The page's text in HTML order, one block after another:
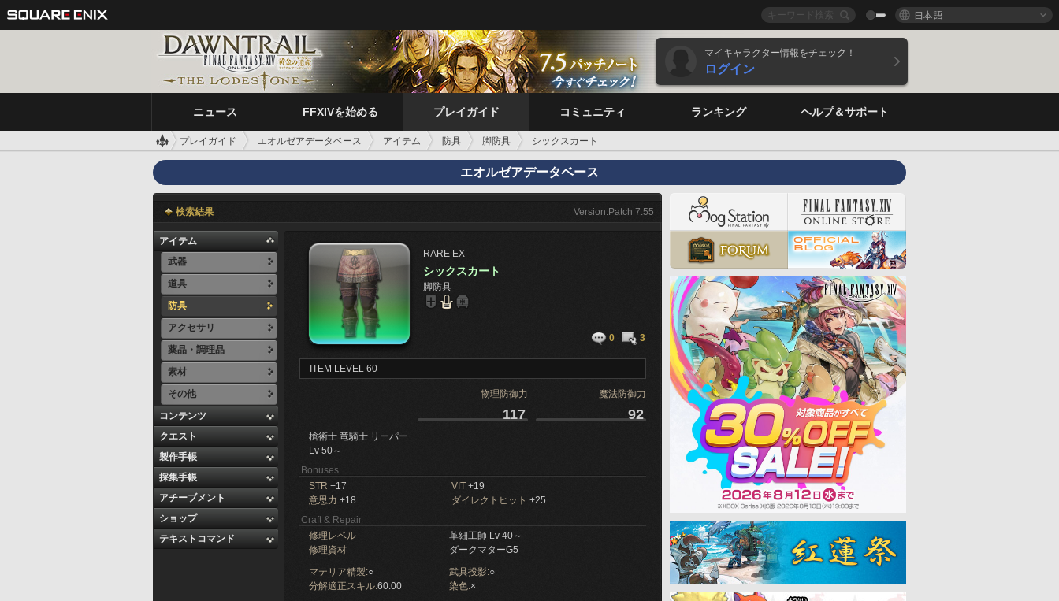
日本語
マイキャラクター情報をチェック！
ログイン
ニュース FFXIVを始める プレイガイド コミュニティ ランキング ヘルプ＆サポート
プレイガイド エオルゼアデータベース アイテム 防具 脚防具 シックスカート
エオルゼアデータベース
検索結果 Version:Patch 7.55
アイテム
武器
道具
防具
アクセサリ
薬品・調理品
素材
その他
コンテンツ
クエスト
製作手帳
採集手帳
アチーブメント
ショップ
テキストコマンド
RARE EX
シックスカート
脚防具
0 3
ITEM LEVEL 60
物理防御力 魔法防御力
117 92
槍術士 竜騎士 リーパー
Lv 50～
Bonuses
STR +17 VIT +19
意思力 +18 ダイレクトヒット +25
Craft & Repair
修理レベル
革細工師 Lv 40～
修理資材
ダークマターG5
マテリア精製:○ 武具投影:○
分解適正スキル:60.00 染色:×